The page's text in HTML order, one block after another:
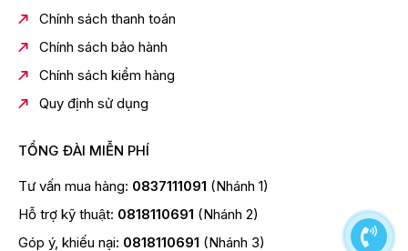
Chính sách thanh toán
Chính sách bảo hành
Chính sách kiểm hàng
Quy định sử dụng
TỔNG ĐÀI MIỄN PHÍ
Tư vấn mua hàng: 0837111091 (Nhánh 1)
Hỗ trợ kỹ thuật: 0818110691 (Nhánh 2)
Góp ý, khiếu nại: 0818110691 (Nhánh 3)